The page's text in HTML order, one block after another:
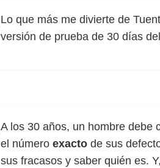
Lo que más me divierte de
versión de prueba de 30 días
A los 30 años, un hombre debe
el número exacto de sus
sus fracasos y saber quién es.